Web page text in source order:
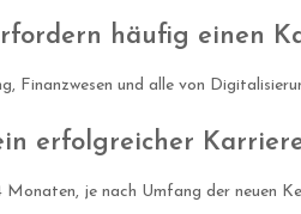
häufig einen
Finanzwesen und alle von
erfolgreicher
Monaten, je nach Umfang der neuen